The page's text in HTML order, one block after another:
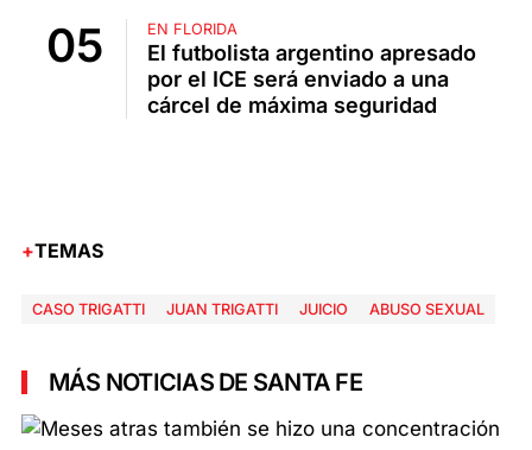
EN FLORIDA
El futbolista argentino apresado
por el ICE será enviado a una
cárcel de máxima seguridad
TEMAS
CASO TRIGATTI JUAN TRIGATTI JUICIO ABUSO SEXUAL
MÁS NOTICIAS DE SANTA FE